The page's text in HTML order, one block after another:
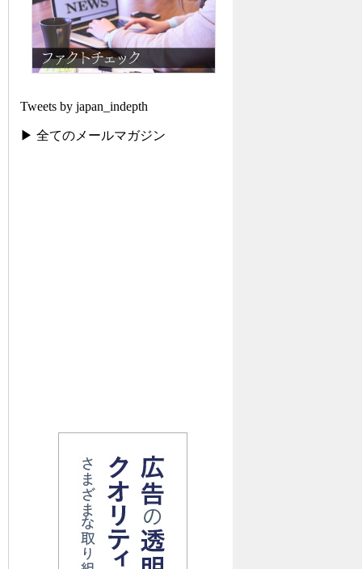
Tweets by japan_indepth
▶ 全てのメールマガジン